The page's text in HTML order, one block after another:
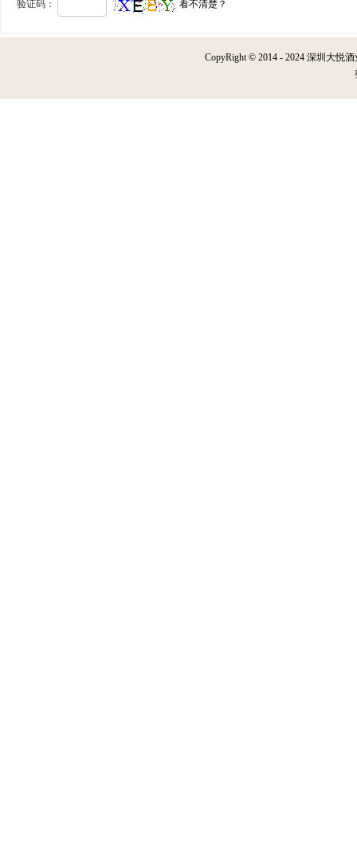
验证码： 看不清楚？
CopyRight © 2014 - 2024 深圳大悦